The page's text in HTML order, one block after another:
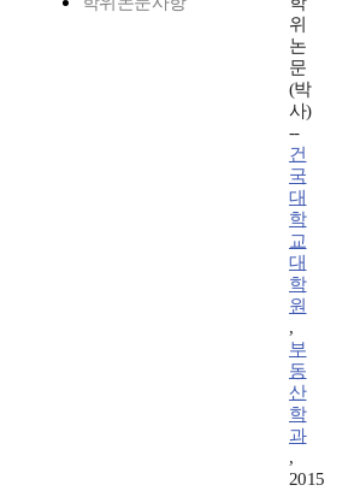
위
논
문
(박
사)
--
건
국
대
학
교
대
학
원
,
부
동
산
학
과
,
2015